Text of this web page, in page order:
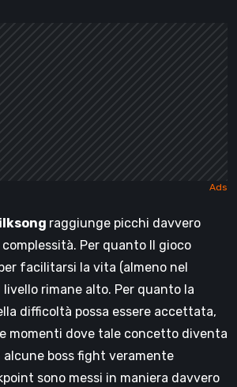
raggiunge picchi davvero
Per quanto Il gioco
facilitarsi la vita (almeno nel
rimane alto. Per quanto la
difficoltà possa essere accettata,
momenti dove tale concetto diventa
alcune boss fight veramente
sono messi in maniera davvero